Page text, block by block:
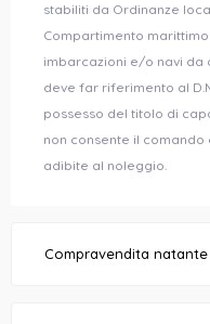
stabiliti da Ordinanze
Compartimento
imbarcazioni e/o navi da
deve far riferimento al
possesso del titolo di
non consente il
adibite al noleggio.​
Compravendita natante